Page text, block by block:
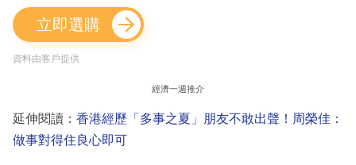
立即選購
資料由客戶提供
經濟一週推介
延伸閱讀： 香港經歷「多事之夏」朋友不敢出聲！周榮佳：
做事對得住良心即可